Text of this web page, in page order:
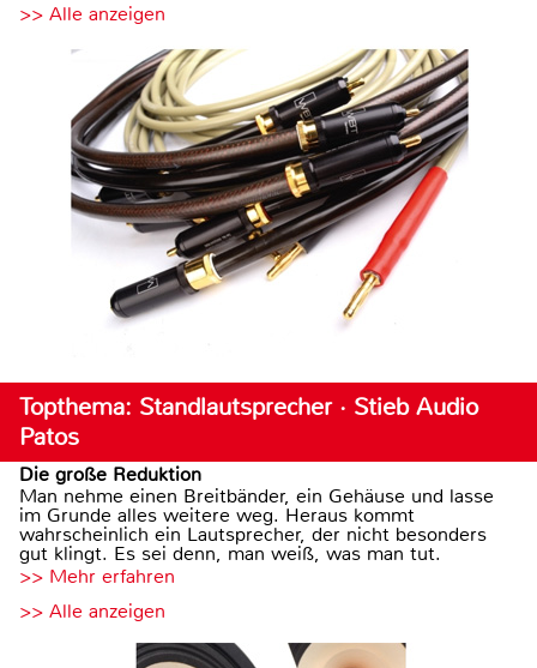
>> Alle anzeigen
Topthema: Standlautsprecher · Stieb Audio
Patos
Die große Reduktion
Man nehme einen Breitbänder, ein Gehäuse und lasse
im Grunde alles weitere weg. Heraus kommt
wahrscheinlich ein Lautsprecher, der nicht besonders
gut klingt. Es sei denn, man weiß, was man tut.
>> Mehr erfahren
>> Alle anzeigen